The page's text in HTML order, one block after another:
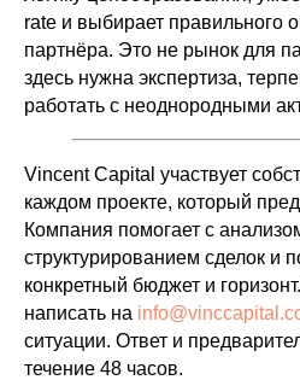
rate и выбирает правильного
партнёра. Это не рынок для
здесь нужна экспертиза,
работать с неоднородными
Vincent Capital участвует
каждом проекте, который
Компания помогает с
структурированием сделок и
конкретный бюджет и
написать на
ситуации. Ответ и
течение 48 часов.